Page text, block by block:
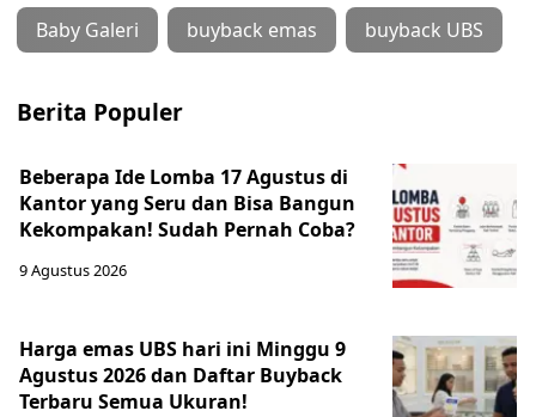
Baby Galeri buyback emas buyback UBS
Berita Populer
Beberapa Ide Lomba 17 Agustus di
Kantor yang Seru dan Bisa Bangun
Kekompakan! Sudah Pernah Coba?
9 Agustus 2026
Harga emas UBS hari ini Minggu 9
Agustus 2026 dan Daftar Buyback
Terbaru Semua Ukuran!